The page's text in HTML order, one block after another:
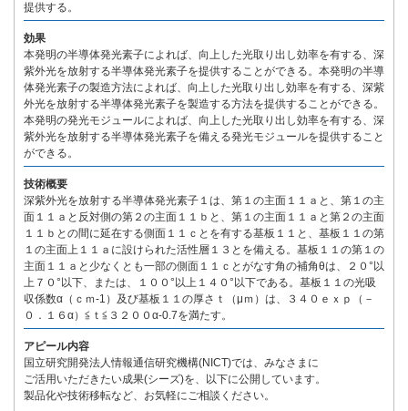
提供する。
効果
本発明の半導体発光素子によれば、向上した光取り出し効率を有する、深
紫外光を放射する半導体発光素子を提供することができる。本発明の半導
体発光素子の製造方法によれば、向上した光取り出し効率を有する、深紫
外光を放射する半導体発光素子を製造する方法を提供することができる。
本発明の発光モジュールによれば、向上した光取り出し効率を有する、深
紫外光を放射する半導体発光素子を備える発光モジュールを提供すること
ができる。
技術概要
深紫外光を放射する半導体発光素子１は、第１の主面１１ａと、第１の主
面１１ａと反対側の第２の主面１１ｂと、第１の主面１１ａと第２の主面
１１ｂとの間に延在する側面１１ｃとを有する基板１１と、基板１１の第
１の主面上１１ａに設けられた活性層１３とを備える。基板１１の第１の
主面１１ａと少なくとも一部の側面１１ｃとがなす角の補角θは、２０°以
上７０°以下、または、１００°以上１４０°以下である。基板１１の光吸
収係数α（ｃｍ-1）及び基板１１の厚さｔ（μｍ）は、３４０ｅｘｐ（－
０．１６α）≦ｔ≦３２００α-0.7を満たす。
アピール内容
国立研究開発法人情報通信研究機構(NICT)では、みなさまに
ご活用いただきたい成果(シーズ)を、以下に公開しています。
製品化や技術移転など、お気軽にご相談ください。